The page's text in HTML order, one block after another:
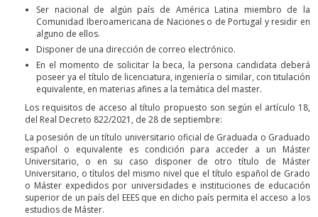
Ser nacional de algún país de América Latina miembro de la
Comunidad Iberoamericana de Naciones o de Portugal y residir en
alguno de ellos.
Disponer de una dirección de correo electrónico.
En el momento de solicitar la beca, la persona candidata deberá
poseer ya el título de licenciatura, ingeniería o similar, con titulación
equivalente, en materias afines a la temática del master.
Los requisitos de acceso al título propuesto son según el artículo 18,
del Real Decreto 822/2021, de 28 de septiembre:
La posesión de un título universitario oficial de Graduada o Graduado
español o equivalente es condición para acceder a un Máster
Universitario, o en su caso disponer de otro título de Máster
Universitario, o títulos del mismo nivel que el título español de Grado
o Máster expedidos por universidades e instituciones de educación
superior de un país del EEES que en dicho país permita el acceso a los
estudios de Máster.